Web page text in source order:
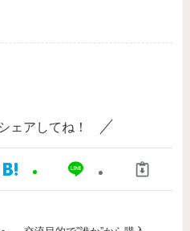
ェアしてね！